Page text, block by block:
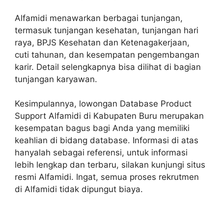
Alfamidi menawarkan berbagai tunjangan,
termasuk tunjangan kesehatan, tunjangan hari
raya, BPJS Kesehatan dan Ketenagakerjaan,
cuti tahunan, dan kesempatan pengembangan
karir. Detail selengkapnya bisa dilihat di bagian
tunjangan karyawan.
Kesimpulannya, lowongan Database Product
Support Alfamidi di Kabupaten Buru merupakan
kesempatan bagus bagi Anda yang memiliki
keahlian di bidang database. Informasi di atas
hanyalah sebagai referensi, untuk informasi
lebih lengkap dan terbaru, silakan kunjungi situs
resmi Alfamidi. Ingat, semua proses rekrutmen
di Alfamidi tidak dipungut biaya.